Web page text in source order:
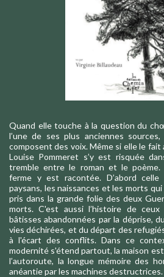
Quand elle touche à la question du
l’une de ses plus anciennes
composent des voix. Même si elle le
Louise Pommeret s’y est risquée
tremble entre le roman et le poème.
ferme y est racontée. D’abord
paysans, les naissances et les morts
pris dans la grande folie des deux
morts. C'est aussi l’histoire de
bâtisses abandonnées par la déprise,
vies déchirées, et du départ des
à l'écart des conflits. Dans ce
modernité s'étend partout, la maison
l’autoroute, la longue mémoire des
anéantie par les machines destructrices.